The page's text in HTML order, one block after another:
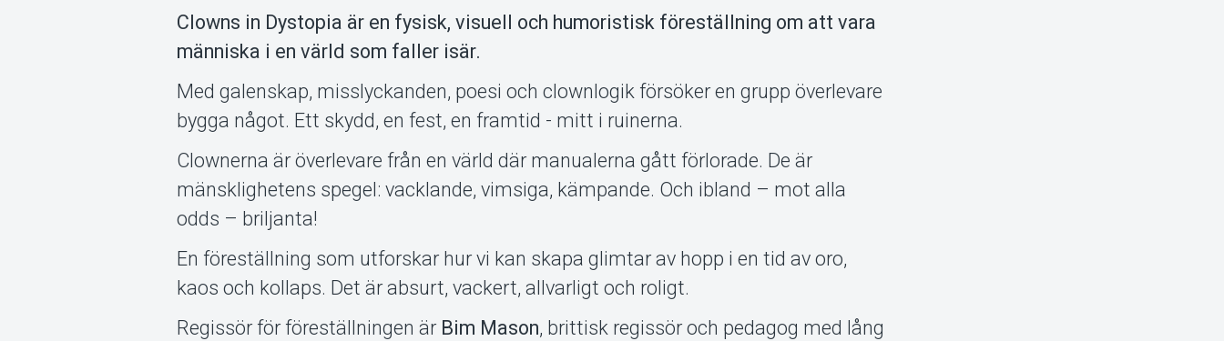
Clowns in Dystopia är en fysisk, visuell och humoristisk föreställning om att vara
människa i en värld som faller isär.
Med galenskap, misslyckanden, poesi och clownlogik försöker en grupp överlevare
bygga något. Ett skydd, en fest, en framtid - mitt i ruinerna.
Clownerna är överlevare från en värld där manualerna gått förlorade. De är
mänsklighetens spegel: vacklande, vimsiga, kämpande. Och ibland – mot alla
odds – briljanta!
En föreställning som utforskar hur vi kan skapa glimtar av hopp i en tid av oro,
kaos och kollaps. Det är absurt, vackert, allvarligt och roligt.
Regissör för föreställningen är Bim Mason, brittisk regissör och pedagog med lång